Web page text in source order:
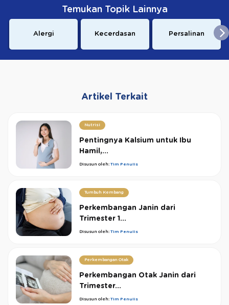
Temukan Topik Lainnya
Alergi Kecerdasan Persalinan
Artikel Terkait
Nutrisi
Pentingnya Kalsium untuk Ibu
Hamil,...
Disusun oleh: Tim Penulis
Tumbuh Kembang
Perkembangan Janin dari
Trimester 1...
Disusun oleh: Tim Penulis
Perkembangan Otak
Perkembangan Otak Janin dari
Trimester...
Disusun oleh: Tim Penulis